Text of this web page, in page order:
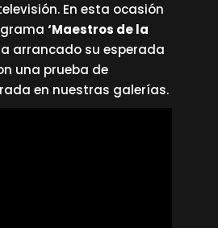
En esta ocasión
‘Maestros de la
arrancado su esperada
una prueba de
en nuestras galerías.